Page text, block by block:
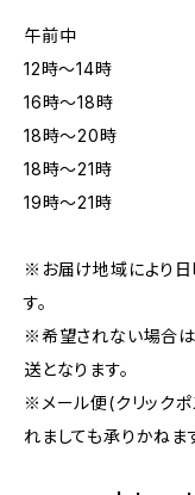
午前中
12時〜14時
16時〜18時
18時〜20時
18時〜21時
19時〜21時
※お届け地域により日
す。
※希望されない場合は
送となります。
※メール便(クリック
れましても承りかねま